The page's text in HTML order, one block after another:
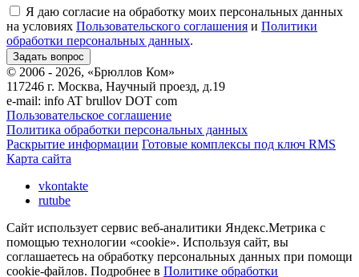
Я даю согласие на обработку моих персональных данных
на условиях Пользовательского соглашения и Политики
обработки персональных данных.
© 2006 - 2026, «Брюллов Ком»
117246 г. Москва, Научный проезд, д.19
e-mail: info AT brullov DOT com
Пользовательское соглашение
Политика обработки персональных данных
Раскрытие информации Готовые комплексы под ключ RMS
Карта сайта
vkontakte
rutube
Сайт использует сервис веб-аналитики Яндекс.Метрика с
помощью технологии «cookie». Используя сайт, вы
соглашаетесь на обработку персональных данных при помощи
cookie-файлов. Подробнее в Политике обработки